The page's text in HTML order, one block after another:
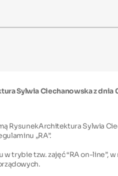
Sylwia Ciechanowska z
RysunekArchitektura Sylwia
„RA”.
trybie tzw. zajęć “RA on-line”,